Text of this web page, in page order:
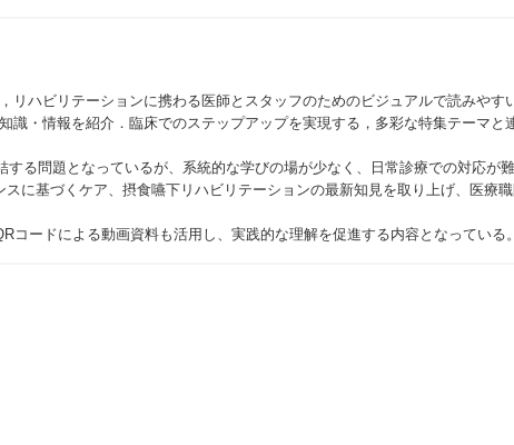
ハビリテーションに携わる医師とスタッフのためのビジュアルで読みやす
・情報を紹介．臨床でのステップアップを実現する，多彩な特集テーマと
る問題となっているが、系統的な学びの場が少なく、日常診療での対応が難
に基づくケア、摂食嚥下リハビリテーションの最新知見を取り上げ、医療
ードによる動画資料も活用し、実践的な理解を促進する内容となっている。